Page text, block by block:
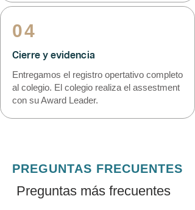
04
Cierre y evidencia
Entregamos el registro opertativo completo
al colegio. El colegio realiza el assestment
con su Award Leader.
PREGUNTAS FRECUENTES
Preguntas más frecuentes